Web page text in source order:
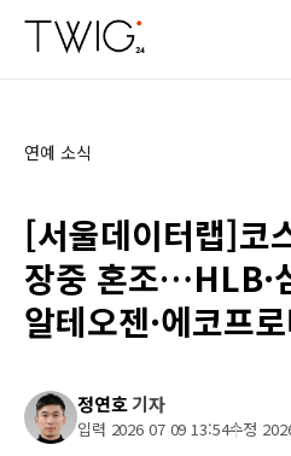
연예 소식
[서울데이터랩]코
장중 혼조…HLB·
알테오젠·에코프
정연호기자
입력 2026 07 09 13:54수정